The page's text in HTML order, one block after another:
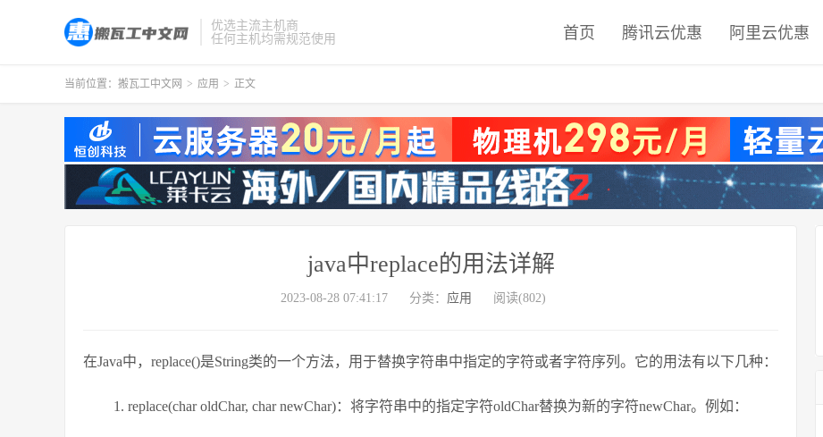
优选主流主机商
任何主机均需规范使用
首页 腾讯云优惠 阿里云优惠
当前位置： 搬瓦工中文网 > 应用 > 正文
java中replace的用法详解
2023-08-28 07:41:17 分类： 应用 阅读(802)
在Java中，replace()是String类的一个方法，用于替换字符串中指定的字符或者字符序列。它的用法有以下几种：
replace(char oldChar, char newChar)：将字符串中的指定字符oldChar替换为新的字符newChar。例如：